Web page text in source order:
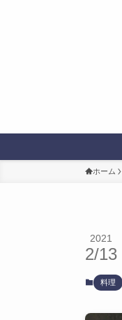
ホーム
2021
2/13
料理